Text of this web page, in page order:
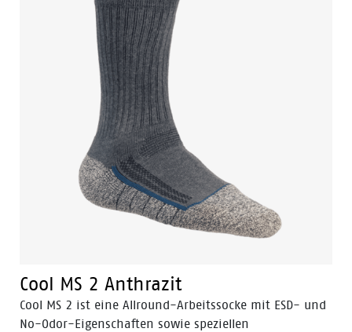
Cool MS 2 Anthrazit
Cool MS 2 ist eine Allround-Arbeitssocke mit ESD- und
No-Odor-Eigenschaften sowie speziellen